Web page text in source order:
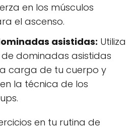
en los músculos
el ascenso.
asistidas: Utiliza
dominadas asistidas
carga de tu cuerpo y
la técnica de los
en tu rutina de